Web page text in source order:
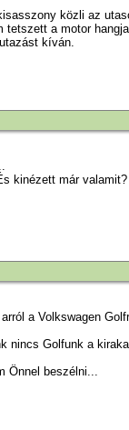
közli az
a motor
kíván.
kinézett már valamit?
a Volkswagen
nincs Golfunk a
Önnel beszélni...